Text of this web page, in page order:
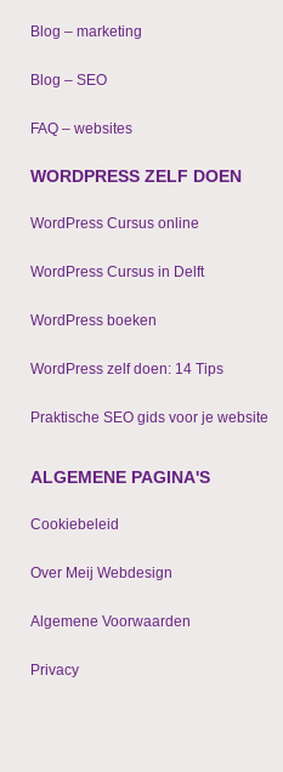
Blog – marketing
Blog – SEO
FAQ – websites
WORDPRESS ZELF DOEN
WordPress Cursus online
WordPress Cursus in Delft
WordPress boeken
WordPress zelf doen: 14 Tips
Praktische SEO gids voor je website
ALGEMENE PAGINA'S
Cookiebeleid
Over Meij Webdesign
Algemene Voorwaarden
Privacy